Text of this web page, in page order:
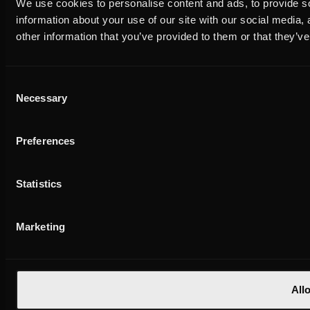
We use cookies to personalise content and ads, to provide
information about your use of our site with our social
other information that you’ve provided to them or that
Selection
Necessary
Preferences
Statistics
Marketing